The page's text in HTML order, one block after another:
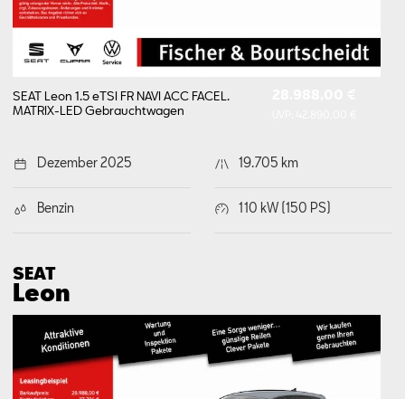
SEAT Leon 1.5 eTSI FR NAVI ACC FACEL.
MATRIX-LEDGebrauchtwagen
Dezember 2025 19.705 km
Benzin 110 kW (150 PS)
SEAT
Leon